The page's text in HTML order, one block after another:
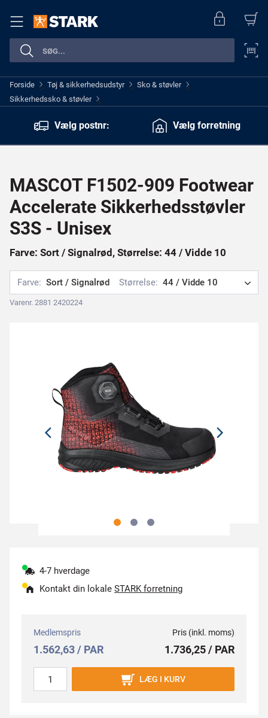
Forside > Tøj & sikkerhedsudstyr > Sko & støvler >
Sikkerhedssko & støvler >
Vælg postnr:
Vælg forretning
MASCOT F1502-909 Footwear
Accelerate Sikkerhedsstøvler
S3S - Unisex
Farve: Sort / Signalrød, Størrelse: 44 / Vidde 10
Farve: Sort / Signalrød Størrelse: 44 / Vidde 10
Varenr. 2881 2420224
4-7 hverdage
Kontakt din lokale STARK forretning
Medlemspris
1.562,63 / PAR
Pris (inkl. moms)
1.736,25 / PAR
LÆG I KURV